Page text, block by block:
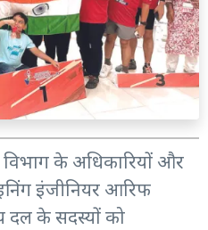
के अधिकारियों और
इंजीनियर आरिफ
दल के सदस्यों को